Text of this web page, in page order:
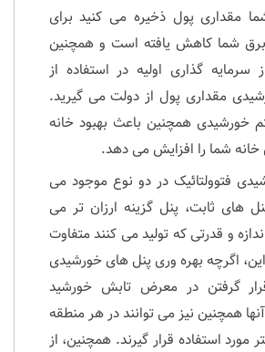
مقداری پول ذخیره می کنید برای
شما کاهش یافته است و همچنین
گذاری اولیه در استفاده از
مقداری پول از دولت می گیرید.
خورشیدی همچنین باعث بهبود خانه
شما را افزایش می دهد.
فتوولتائیک در دو نوع موجود می
های ثابت، پنل گزینه ارزان تر می
و قدرتی که تولید می کنند متفاوت
اگرچه بهره وری پنل های خورشیدی
گرفتن در معرض تابش خورشید
همچنین نیز می توانند در هر منطقه
مورد استفاده قرار گیرند. همچنین، از